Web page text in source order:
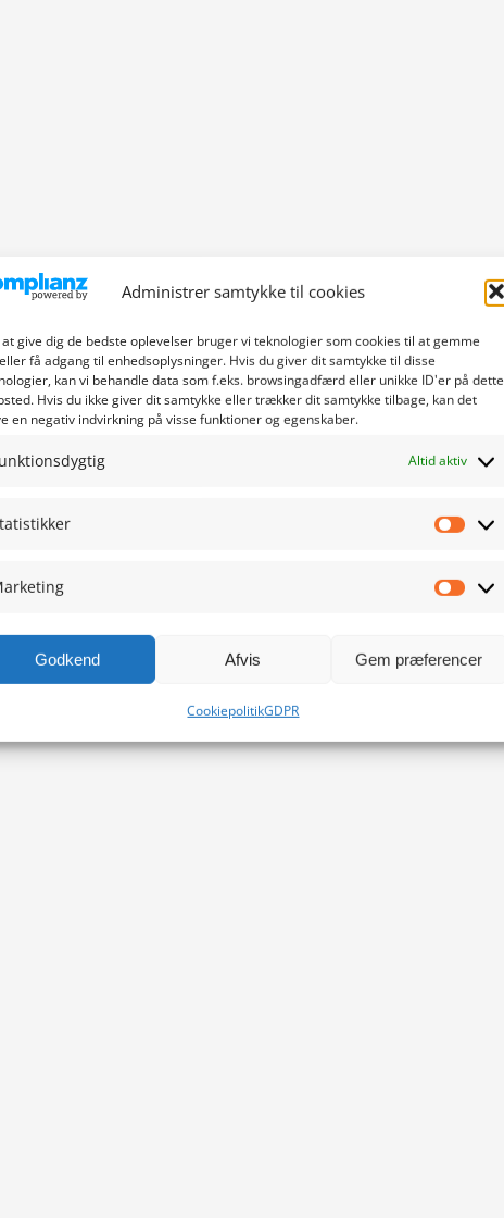
Administrer samtykke til cookies
at give dig de bedste oplevelser bruger vi teknologier som cookies til at gemme
få adgang til enhedsoplysninger. Hvis du giver dit samtykke til disse
kan vi behandle data som f.eks. browsingadfærd eller unikke ID'er på dette
Hvis du ikke giver dit samtykke eller trækker dit samtykke tilbage, kan det
en negativ indvirkning på visse funktioner og egenskaber.
Altid aktiv
Godkend Afvis Gem præferencer
CookiepolitikGDPR